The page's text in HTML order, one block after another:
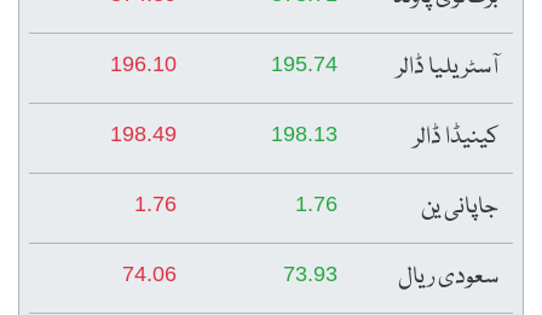
آسٹریلیا ڈالر 195.74
196.10
کینیڈا ڈالر 198.13
198.49
جاپانی ین 1.76
1.76
سعودی ریال 73.93
74.06